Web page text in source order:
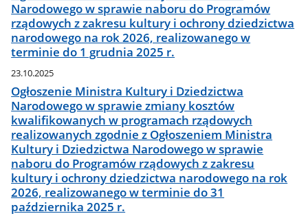
Narodowego w sprawie naboru do Programów
rządowych z zakresu kultury i ochrony dziedzictwa
narodowego na rok 2026, realizowanego w
terminie do 1 grudnia 2025 r.
23.10.2025
Ogłoszenie Ministra Kultury i Dziedzictwa
Narodowego w sprawie zmiany kosztów
kwalifikowanych w programach rządowych
realizowanych zgodnie z Ogłoszeniem Ministra
Kultury i Dziedzictwa Narodowego w sprawie
naboru do Programów rządowych z zakresu
kultury i ochrony dziedzictwa narodowego na rok
2026, realizowanego w terminie do 31
października 2025 r.